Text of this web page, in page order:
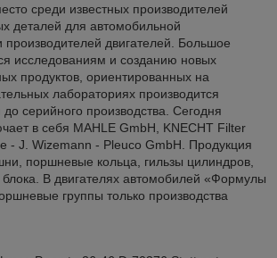
среди известных производителей
деталей для автомобильной
двигателей. Большое
исследованиям и созданию новых
продуктов, ориентированных на
лабораториях производится
серийного производства. Сегодня
в себя MAHLE GmbH, KNECHT Filter
- J. Wizemann - Pleuco GmbH. Продукция
поршневые кольца, гильзы цилиндров,
В двигателях автомобилей «Формулы
группы только производства